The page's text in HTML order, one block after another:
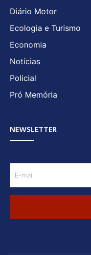
Diário Motor
Ecologia e Turismo
Economia
Notícias
Policial
Pró Memória
NEWSLETTER